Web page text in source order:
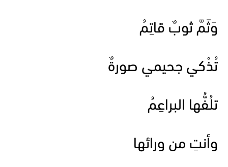
وَثَمَّ ثوبٌ قاتِمُ
تُذْكي جحيمي صورةٌ
تلُفُّها البراعِمُ
وأنتِ من ورائها